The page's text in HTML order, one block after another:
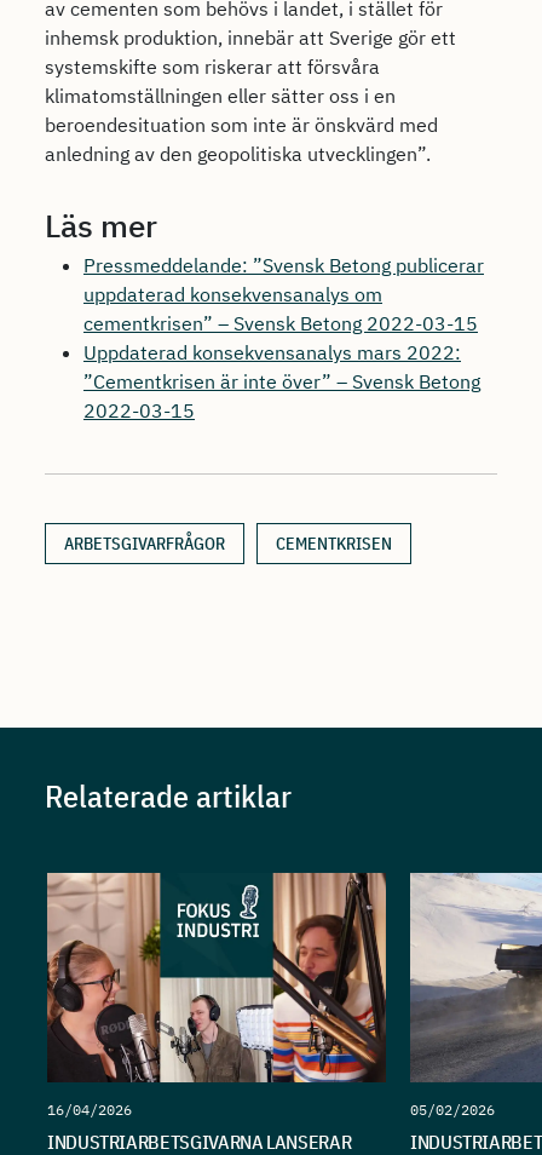
av cementen som behövs i landet, i stället för
inhemsk produktion, innebär att Sverige gör ett
systemskifte som riskerar att försvåra
klimatomställningen eller sätter oss i en
beroendesituation som inte är önskvärd med
anledning av den geopolitiska utvecklingen”.
Läs mer
Pressmeddelande: ”Svensk Betong publicerar
uppdaterad konsekvensanalys om
cementkrisen” – Svensk Betong 2022-03-15
Uppdaterad konsekvensanalys mars 2022:
”Cementkrisen är inte över” – Svensk Betong
2022-03-15
ARBETSGIVARFRÅGOR CEMENTKRISEN
Relaterade artiklar
16/04/2026
INDUSTRIARBETSGIVARNA LANSERAR
05/02/2026